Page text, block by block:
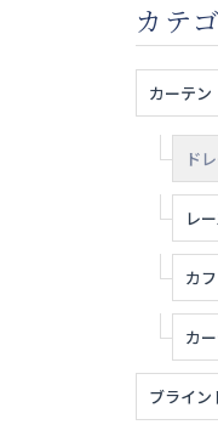
カテ
カーテン
ド
レ
カ
カ
ブライン